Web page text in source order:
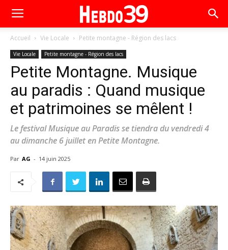
Accueil Vie Locale Petite montagne - Région des lacs
Vie Locale Petite montagne - Région des lacs
Petite Montagne. Musique
au paradis : Quand musique
et patrimoines se mêlent !
Le festival Musique au Paradis se tiendra du vendredi 4
au dimanche 6 juillet en Petite Montagne.
Par AG - 14 juin 2025